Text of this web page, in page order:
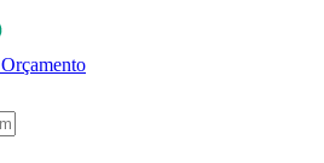
Orçamento